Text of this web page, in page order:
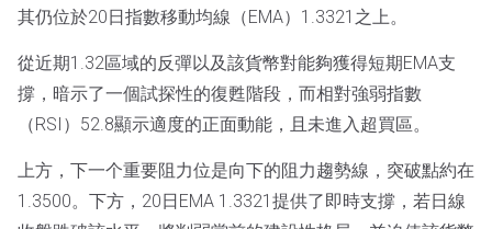
其仍位於20日指數移動均線（EMA）1.3321之上。
從近期1.32區域的反彈以及該貨幣對能夠獲得短期EMA支
撐，暗示了一個試探性的復甦階段，而相對強弱指數
（RSI）52.8顯示適度的正面動能，且未進入超買區。
上方，下一个重要阻力位是向下的阻力趨勢線，突破點約在
1.3500。下方，20日EMA 1.3321提供了即時支撐，若日線